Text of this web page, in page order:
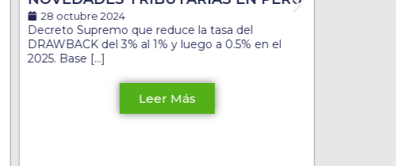
28 octubre 2024
Decreto Supremo que reduce la tasa del
DRAWBACK del 3% al 1% y luego a 0.5% en el
2025. Base […]
Leer Más